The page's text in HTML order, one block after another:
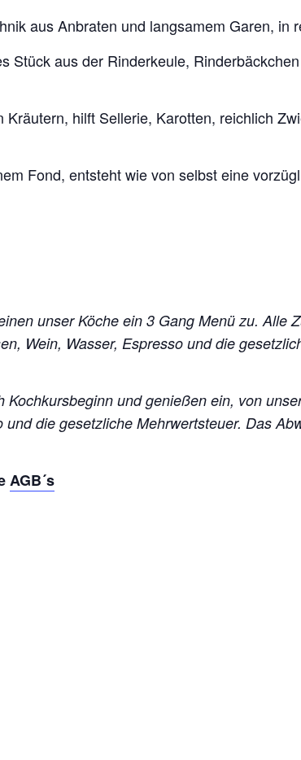
aus Anbraten und langsamem Garen, in
Stück aus der Rinderkeule,
hilft Sellerie, Karotten, reichlich
Fond, entsteht wie von selbst eine
unser Köche ein 3 Gang Menü zu. Alle
Wein, Wasser, Espresso und die
und genießen ein, von
die gesetzliche Mehrwertsteuer. Das
AGB´s